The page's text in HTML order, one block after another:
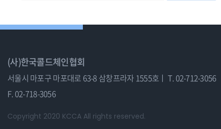
(사)한국콜드체인협회
서울시 마포구 마포대로 63-8 삼창프라자 1555호ㅣ T. 02-712-3056
F. 02-718-3056
Copyright 2020 KCCA All rights reserved.